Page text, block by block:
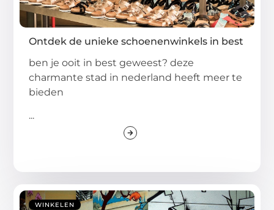
Ontdek de unieke schoenenwinkels in best
ben je ooit in best geweest? deze
charmante stad in nederland heeft meer te
bieden
...
WINKELEN